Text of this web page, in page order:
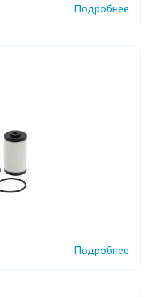
Подробнее
Подробнее